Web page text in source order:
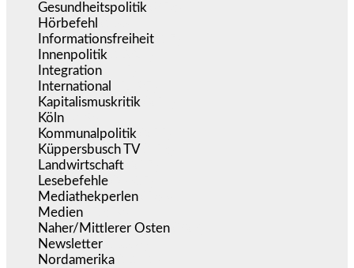
Gesundheitspolitik
Hörbefehl
Informationsfreiheit
Innenpolitik
Integration
International
Kapitalismuskritik
Köln
Kommunalpolitik
Küppersbusch TV
Landwirtschaft
Lesebefehle
Mediathekperlen
Medien
Naher/Mittlerer Osten
Newsletter
Nordamerika